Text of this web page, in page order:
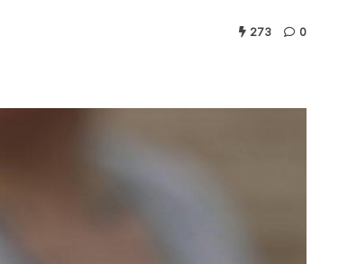
273 0